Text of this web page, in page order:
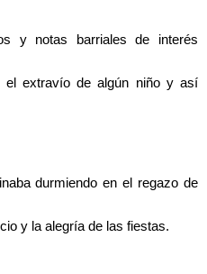
y notas barriales de interés
el extravío de algún niño y así
durmiendoen el
regazo de
y la alegría de las fiestas.